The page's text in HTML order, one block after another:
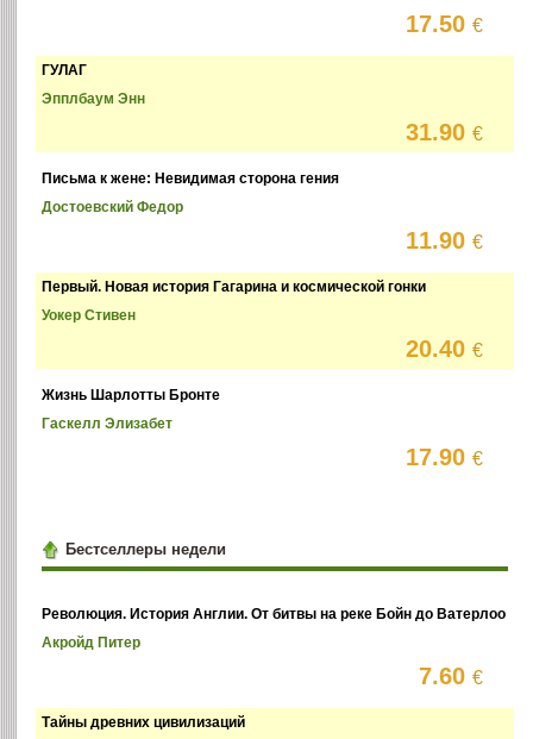
17.50€
ГУЛАГ
Эпплбаум Энн
31.90€
Письма к жене: Невидимая сторона гения
Достоевский Федор
11.90€
Первый. Новая история Гагарина и космической гонки
Уокер Стивен
20.40€
Жизнь Шарлотты Бронте
Гаскелл Элизабет
17.90€
Бестселлеры недели
Революция. История Англии. От битвы на реке Бойн до Ватерлоо
Акройд Питер
7.60€
Тайны древних цивилизаций